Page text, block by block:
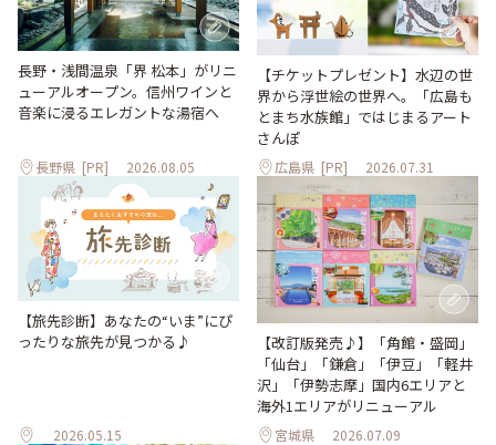
長野・浅間温泉「界 松本」がリニ
ューアルオープン。信州ワインと
音楽に浸るエレガントな湯宿へ
長野県 [PR] 2026.08.05
【チケットプレゼント】水辺の世
界から浮世絵の世界へ。「広島も
とまち水族館」ではじまるアート
さんぽ
広島県 [PR] 2026.07.31
【旅先診断】あなたの“いま”にぴ
ったりな旅先が見つかる♪
2026.05.15
【改訂版発売♪】「角館・盛岡」
「仙台」「鎌倉」「伊豆」「軽井
沢」「伊勢志摩」国内6エリアと
海外1エリアがリニューアル
宮城県 2026.07.09